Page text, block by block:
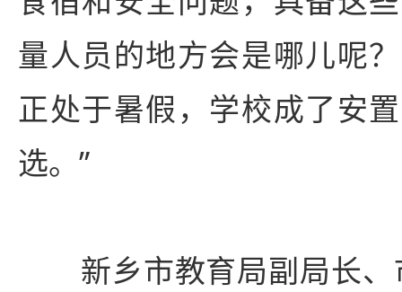
量人员的地方会是哪儿呢
正处于暑假，学校成了安
选。”
新乡市教育局副局长、